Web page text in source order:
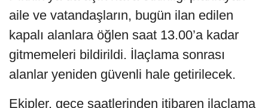
aile ve vatandaşların, bugün ilan edilen
kapalı alanlara öğlen saat 13.00’a kadar
gitmemeleri bildirildi. İlaçlama sonrası
alanlar yeniden güvenli hale getirilecek.
Ekipler, gece saatlerinden itibaren ilaçlama